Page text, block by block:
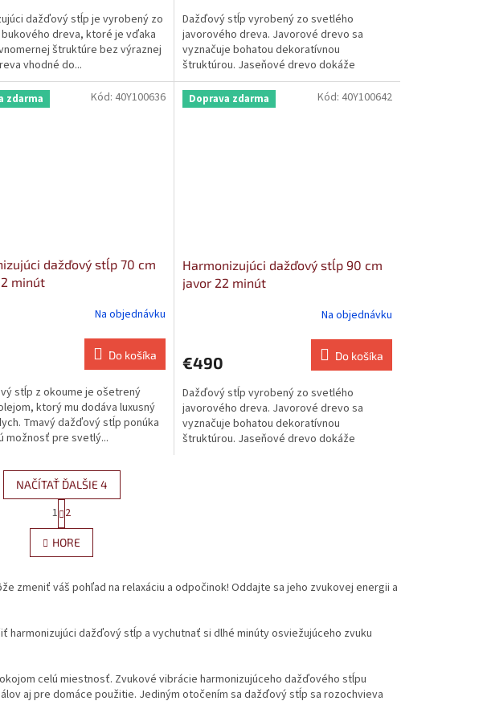
dažďový stĺp je vyrobený zo
dreva, ktoré je vďaka
štruktúre bez výraznej
vhodné do...
Dažďový stĺp vyrobený zo svetlého
javorového dreva. Javorové drevo sa
vyznačuje bohatou dekoratívnou
štruktúrou. Jaseňové drevo dokáže
prenášať...
zdarma
dažďový stĺp 70 cm
minút
Na objednávku
Do košíka
stĺp z okoume je ošetrený
ktorý mu dodáva luxusný
Tmavý dažďový stĺp ponúka
možnosť pre svetlý...
Kód: 40Y100636 Doprava zdarma
Harmonizujúci dažďový stĺp 90 cm
javor 22 minút
Na objednávku
€490 Do košíka
Dažďový stĺp vyrobený zo svetlého
javorového dreva. Javorové drevo sa
vyznačuje bohatou dekoratívnou
štruktúrou. Jaseňové drevo dokáže
Kód: 40Y100642
O
v
l
d
a
i
e
v
NAČÍTAŤ ĎALŠIE 4
S
t
r
á
n
o
n
i
1 2
HORE
zmeniť váš pohľad na relaxáciu a odpočinok! Oddajte sa jeho zvukovej energii a
harmonizujúci dažďový stĺp a vychutnať si dlhé minúty osviežujúceho zvuku
celú miestnosť. Zvukové vibrácie harmonizujúceho dažďového stĺpu
aj pre domáce použitie. Jediným otočením sa dažďový stĺp sa rozochvieva